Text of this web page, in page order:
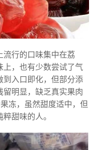
流行的口味集中在荔
上，也有少数尝试了气
到入口即化，但部分添
留明显，缺乏真实果肉
冻，虽然甜度适中，但
甜味的人。